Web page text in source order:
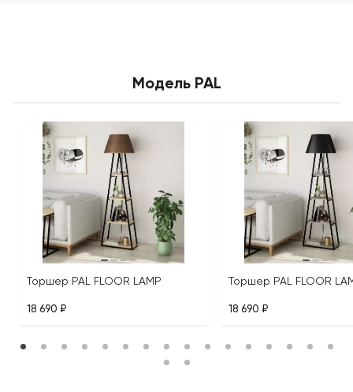
Модель PAL
Торшер PAL FLOOR LAMP
18 690 ₽
Торшер PAL FLOOR
18 690 ₽